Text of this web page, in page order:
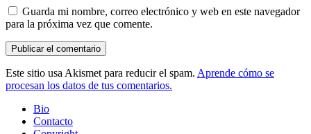
Guarda mi nombre, correo electrónico y web en este navegador
para la próxima vez que comente.
Este sitio usa Akismet para reducir el spam. Aprende cómo se
procesan los datos de tus comentarios.
Bio
Contacto